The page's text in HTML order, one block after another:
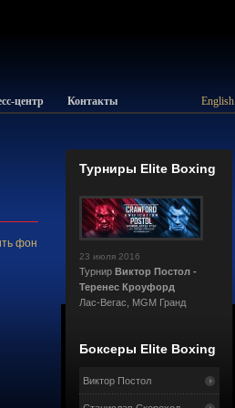
центр Контакты English
фон
Турниры Elite Boxing
23 июля 2016
Турнир Виктор Постол -
Теренес Кроуфорд
Лас-Вегас, MGM Гранд
Боксеры Elite Boxing
Виктор Постол